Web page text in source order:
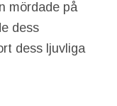
mördade på
dess
dess ljuvliga